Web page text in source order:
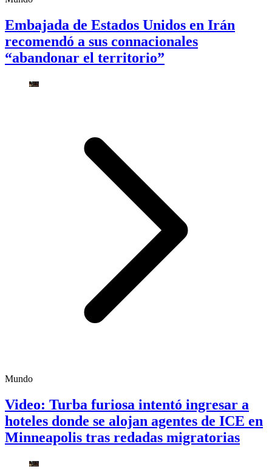
Embajada de Estados Unidos en Irán
recomendó a sus connacionales
“abandonar el territorio”
Mundo
Video: Turba furiosa intentó ingresar a
hoteles donde se alojan agentes de ICE en
Minneapolis tras redadas migratorias